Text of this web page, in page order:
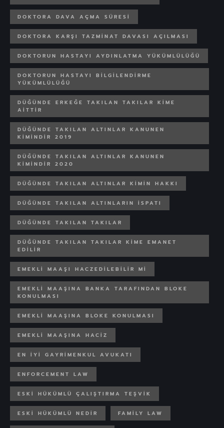
DOKTORA DAVA AÇMA SÜRESI
DOKTORA KARŞI TAZMINAT DAVASI AÇILMASI
DOKTORUN HASTAYI AYDINLATMA YÜKÜMLÜLÜĞÜ
DOKTORUN HASTAYI BILGILENDIRME
YÜKÜMLÜLÜĞÜ
DÜĞÜNDE ERKEĞE TAKILAN TAKILAR KIME
AITTIR
DÜĞÜNDE TAKILAN ALTINLAR KANUNEN
KIMINDIR 2019
DÜĞÜNDE TAKILAN ALTINLAR KANUNEN
KIMINDIR 2020
DÜĞÜNDE TAKILAN ALTINLAR KIMIN HAKKI
DÜĞÜNDE TAKILAN ALTINLARIN ISPATI
DÜĞÜNDE TAKILAN TAKILAR
DÜĞÜNDE TAKILAN TAKILAR KIME EMANET
EDILIR
EMEKLI MAAŞI HACZEDILEBILIR MI
EMEKLI MAAŞINA BANKA TARAFINDAN BLOKE
KONULMASI
EMEKLI MAAŞINA BLOKE KONULMASI
EMEKLI MAAŞINA HACIZ
EN IYI GAYRIMENKUL AVUKATI
ENFORCEMENT LAW
ESKI HÜKÜMLÜ ÇALIŞTIRMA TEŞVIK
ESKI HÜKÜMLÜ NEDIR FAMILY LAW